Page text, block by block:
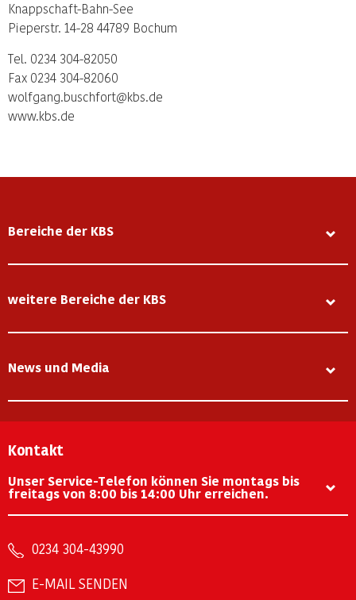
Knappschaft-Bahn-See
Pieperstr. 14-28 44789 Bochum
Tel. 0234 304-82050
Fax 0234 304-82060
wolfgang.buschfort@kbs.de
www.kbs.de
Bereiche der KBS
weitere Bereiche der KBS
News und Media
Kontakt
Unser Service-Telefon können Sie montags bis
freitags von 8:00 bis 14:00 Uhr erreichen.
0234 304-43990
E-MAIL SENDEN